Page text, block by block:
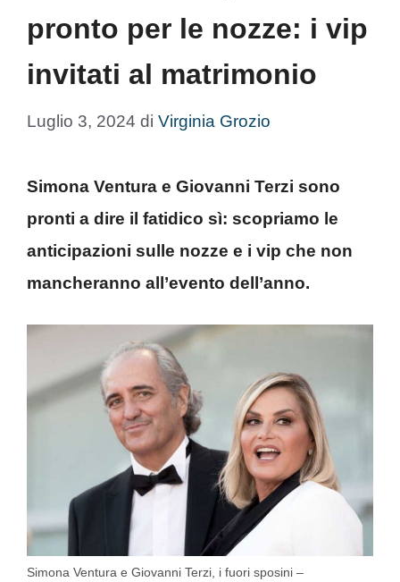
pronto per le nozze: i vip
invitati al matrimonio
Luglio 3, 2024 di Virginia Grozio
Simona Ventura e Giovanni Terzi sono
pronti a dire il fatidico sì: scopriamo le
anticipazioni sulle nozze e i vip che non
mancheranno all’evento dell’anno.
Simona Ventura e Giovanni Terzi, i fuori sposini –